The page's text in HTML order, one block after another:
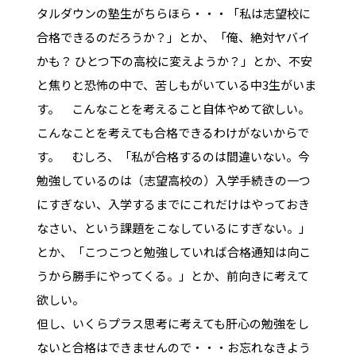
タルダウンの塾生がちらほら・・・「私は志望校に
合格できるのだろうか？」とか、「俺、絶対ヤバイ
かも？ ひとつ下の高校に変えようか？」とか、不安
と焦りと恐怖の中で、苦しもがいている中3生がいま
す。 こんなことを考えること自体やめて欲しい。
こんなことを考えても合格できるわけがないからで
す。 むしろ、「私が合格するのは間違いない。今
勉強しているのは（志望高校の）入学手続きの一つ
にすぎない、入学するまでにこれだけはやっておき
なさい、という課題をこなしているにすぎない。」
とか、「こつこつと勉強していれば合格通知は向こ
うから勝手にやってくる。」とか、前向きに考えて
欲しい。
但し、いくらプラス思考に考えても肝心の勉強をし
ないと合格はできませんので・・・お忘れなきよう